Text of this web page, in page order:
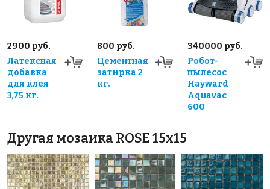
2900 руб.
Латексная
добавка
для клея
3,75 кг.
800 руб.
Цементная
затирка 2
кг.
340000 руб.
Робот-
пылесос
Hayward
Aquavac
600
Другая мозаика ROSE 15x15